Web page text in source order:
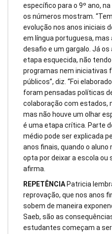
específico para o 9º ano,
os números mostram.
evolução nos anos iniciais
em língua portuguesa,
desafio e um gargalo. Já
etapa esquecida, não
programas nem iniciativas
públicos”, diz. “Foi
foram pensadas políticas
colaboração com estados,
mas não houve um olhar
é uma etapa crítica. Parte
médio pode ser explicada
anos finais, quando o aluno
opta por deixar a escola ou
afirma.
REPETÊNCIAPatricia
reprovação, que nos anos
sobem de maneira
Saeb, são as
estudantes começam a